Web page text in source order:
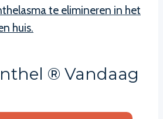
te elimineren in het
huis.
® Vandaag